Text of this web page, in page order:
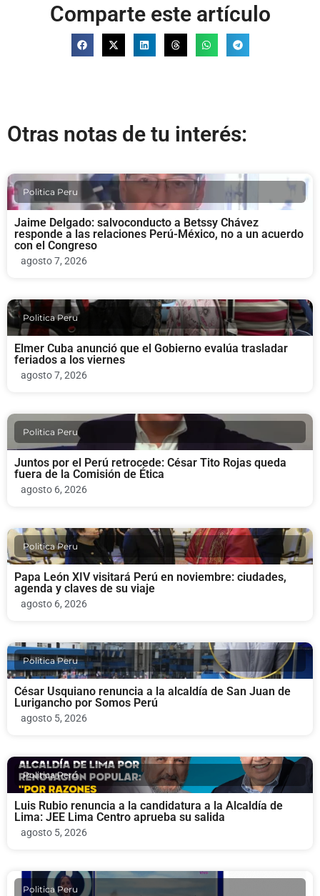
Comparte este artículo
Otras notas de tu interés:
Politica Peru
Jaime Delgado: salvoconducto a Betssy Chávez
responde a las relaciones Perú-México, no a un acuerdo
con el Congreso
agosto 7, 2026
Politica Peru
Elmer Cuba anunció que el Gobierno evalúa trasladar
feriados a los viernes
agosto 7, 2026
Politica Peru
Juntos por el Perú retrocede: César Tito Rojas queda
fuera de la Comisión de Ética
agosto 6, 2026
Politica Peru
Papa León XIV visitará Perú en noviembre: ciudades,
agenda y claves de su viaje
agosto 6, 2026
Politica Peru
César Usquiano renuncia a la alcaldía de San Juan de
Lurigancho por Somos Perú
agosto 5, 2026
Politica Peru
Luis Rubio renuncia a la candidatura a la Alcaldía de
Lima: JEE Lima Centro aprueba su salida
agosto 5, 2026
Politica Peru